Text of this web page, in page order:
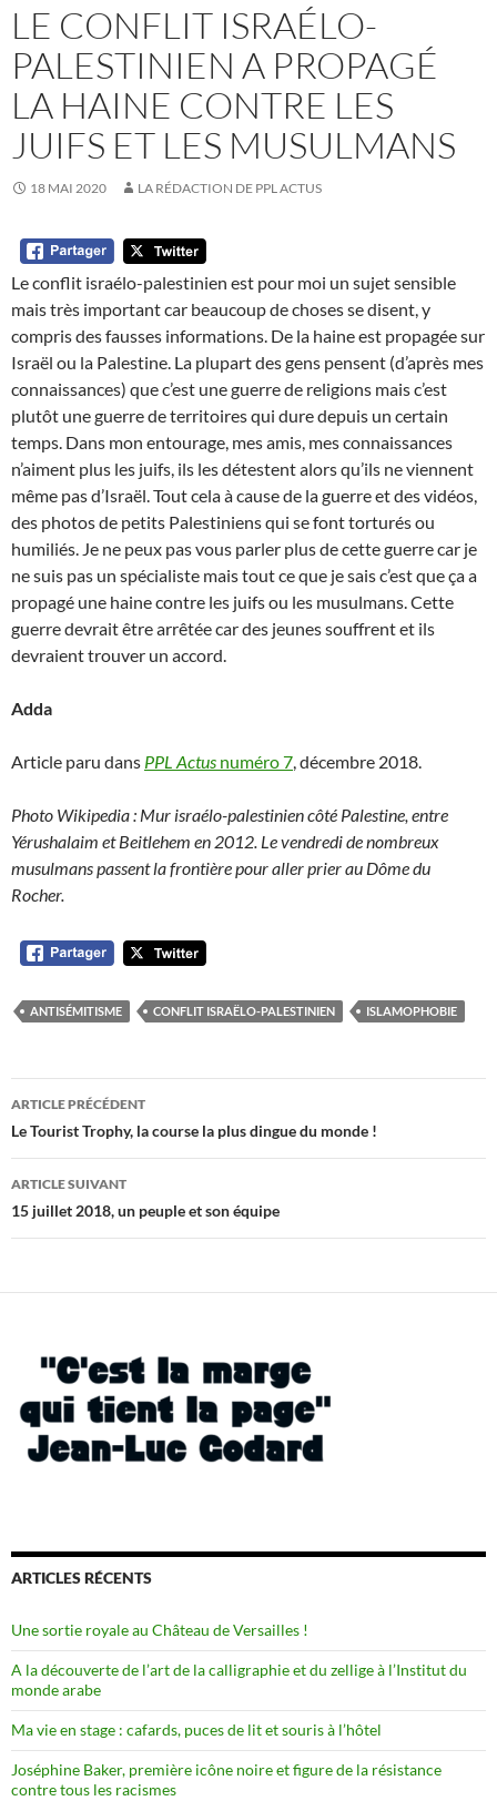
LE CONFLIT ISRAÉLO-
PALESTINIEN A PROPAGÉ
LA HAINE CONTRE LES
JUIFS ET LES MUSULMANS
18 MAI 2020 LA RÉDACTION DE PPL ACTUS
Le conflit israélo-palestinien est pour moi un sujet sensible
mais très important car beaucoup de choses se disent, y
compris des fausses informations. De la haine est propagée sur
Israël ou la Palestine. La plupart des gens pensent (d’après mes
connaissances) que c’est une guerre de religions mais c’est
plutôt une guerre de territoires qui dure depuis un certain
temps. Dans mon entourage, mes amis, mes connaissances
n’aiment plus les juifs, ils les détestent alors qu’ils ne viennent
même pas d’Israël. Tout cela à cause de la guerre et des vidéos,
des photos de petits Palestiniens qui se font torturés ou
humiliés. Je ne peux pas vous parler plus de cette guerre car je
ne suis pas un spécialiste mais tout ce que je sais c’est que ça a
propagé une haine contre les juifs ou les musulmans. Cette
guerre devrait être arrêtée car des jeunes souffrent et ils
devraient trouver un accord.
Adda
Article paru dans PPL Actus numéro 7, décembre 2018.
Photo Wikipedia : Mur israélo-palestinien côté Palestine, entre
Yérushalaim et Beitlehem en 2012. Le vendredi de nombreux
musulmans passent la frontière pour aller prier au Dôme du
Rocher.
ANTISÉMITISME CONFLIT ISRAËLO-PALESTINIEN ISLAMOPHOBIE
Navigation
des
articles
ARTICLE PRÉCÉDENT
Le Tourist Trophy, la course la plus dingue du monde !
ARTICLE SUIVANT
15 juillet 2018, un peuple et son équipe
ARTICLES RÉCENTS
Une sortie royale au Château de Versailles !
A la découverte de l’art de la calligraphie et du zellige à l’Institut du
monde arabe
Ma vie en stage : cafards, puces de lit et souris à l’hôtel
Joséphine Baker, première icône noire et figure de la résistance
contre tous les racismes